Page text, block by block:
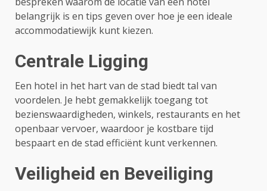
belangrijk is en tips geven over hoe je een ideale
accommodatiewijk kunt kiezen.
Centrale Ligging
Een hotel in het hart van de stad biedt tal van
voordelen. Je hebt gemakkelijk toegang tot
bezienswaardigheden, winkels, restaurants en het
openbaar vervoer, waardoor je kostbare tijd
bespaart en de stad efficiënt kunt verkennen.
Veiligheid en Beveiliging